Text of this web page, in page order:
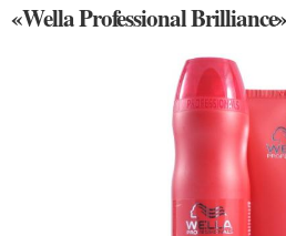
«Wella Professional Brilliance»